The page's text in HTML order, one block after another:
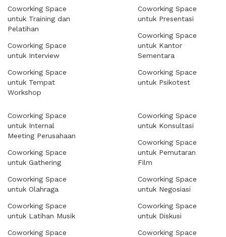
Coworking Space
untuk Training dan
Pelatihan
Coworking Space
untuk Interview
Coworking Space
untuk Tempat
Workshop
Coworking Space
untuk Presentasi
Coworking Space
untuk Kantor
Sementara
Coworking Space
untuk Psikotest
Coworking Space
untuk Internal
Meeting Perusahaan
Coworking Space
untuk Gathering
Coworking Space
untuk Olahraga
Coworking Space
untuk Latihan Musik
Coworking Space
Coworking Space
untuk Konsultasi
Coworking Space
untuk Pemutaran
Film
Coworking Space
untuk Negosiasi
Coworking Space
untuk Diskusi
Coworking Space